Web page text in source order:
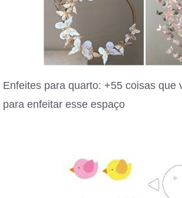
Enfeites para quarto: +55 coisas que
para enfeitar esse espaço